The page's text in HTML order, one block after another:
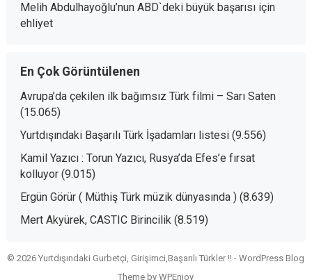
Melih Abdulhayoğlu’nun ABD`deki büyük başarısıiçin
ehliyet
En Çok Görüntülenen
Avrupa’da çekilen ilk bağımsız Türk filmi – Sarı Saten
(15.065)
Yurtdışındaki Başarılı Türk İşadamları listesi (9.556)
Kamil Yazıcı : Torun Yazıcı, Rusya’da Efes’e fırsat
kolluyor (9.015)
Ergün Görür ( Müthiş Türk müzik dünyasında ) (8.639)
Mert Akyürek, CASTIC Birincilik (8.519)
© 2026 Yurtdışındaki Gurbetçi, Girişimci,Başarılı Türkler !! -WordPress Blog
Theme byWPEnjoy